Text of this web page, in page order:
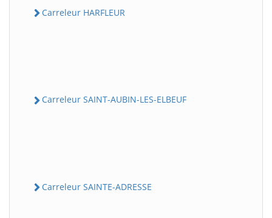
Carreleur HARFLEUR
Carreleur SAINT-AUBIN-LES-ELBEUF
Carreleur SAINTE-ADRESSE